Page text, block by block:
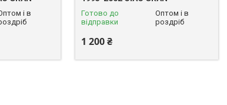
і в
Готово до
відправки
Оптом і в
роздріб
1 200 ₴